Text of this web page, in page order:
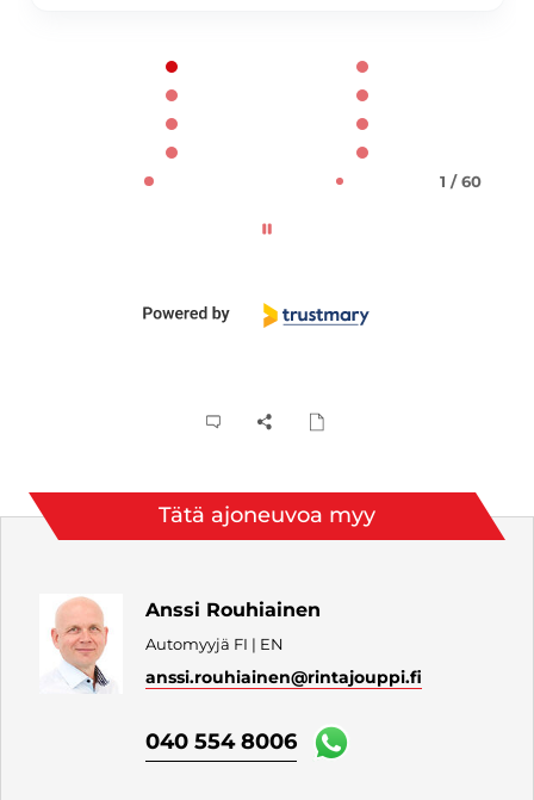
1 / 60
Tätä ajoneuvoa myy
Anssi Rouhiainen
Automyyjä FI | EN
anssi.rouhiainen@rintajouppi.fi
040 554 8006